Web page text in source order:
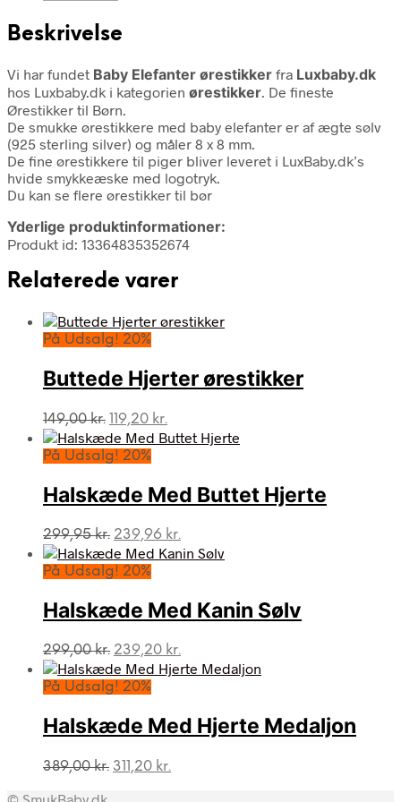
Beskrivelse
Vi har fundet Baby Elefanter ørestikker fra Luxbaby.dk
hos Luxbaby.dk i kategorien ørestikker. De fineste
Ørestikker til Børn.
De smukke ørestikkere med baby elefanter er af ægte sølv
(925 sterling silver) og måler 8 x 8 mm.
De fine ørestikkere til piger bliver leveret i LuxBaby.dk’s
hvide smykkeæske med logotryk.
Du kan se flere ørestikker til bør
Yderlige produktinformationer:
Produkt id: 13364835352674
Relaterede varer
På Udsalg! 20%
Buttede Hjerter ørestikker
149,00kr. Den
oprindelige
pris
149,00 kr..
119,20 kr.
aktuelle
119,20 kr..
På Udsalg! 20%
Halskæde Med Buttet Hjerte
299,95kr. Den
oprindelige
pris
299,95 kr..
239,96 kr.
aktuelle
239,96 kr..
På Udsalg! 20%
Halskæde Med Kanin Sølv
299,00kr. Den
oprindelige
pris
299,00 kr..
239,20 kr.
aktuelle
239,20 kr..
På Udsalg! 20%
Halskæde Med Hjerte Medaljon
389,00kr. Den
311,20 kr.
© SmukBaby.dk